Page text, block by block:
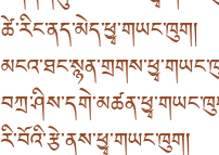
ཚེ་རིང་ནད་མེད་ཕྱྭ་གཡང་ཁུག །
རི་བོའི་རྩེ་ནས་ཕྱྭ་གཡང་ཁུག །